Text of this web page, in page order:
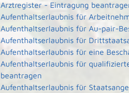
Arztregister - Eintragung
Aufenthaltserlaubnis für
Aufenthaltserlaubnis für Au-pair-
Aufenthaltserlaubnis für
Aufenthaltserlaubnis für eine
Aufenthaltserlaubnis für
beantragen
Aufenthaltserlaubnis für